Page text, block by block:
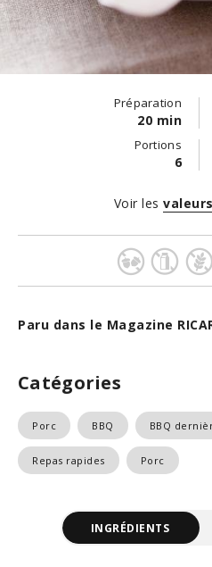
Préparation
20 min
Portions
6
Paru dans le Magazine
Voir les
Catégories
Porc BBQ BBQ
Repas rapides Porc
INGRÉDIENTS